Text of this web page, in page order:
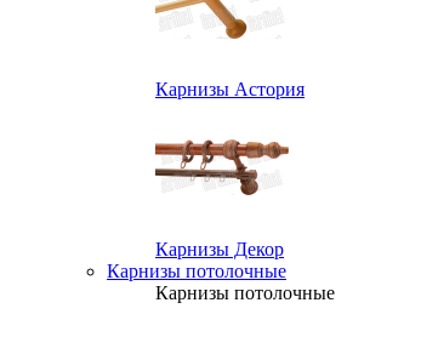
Карнизы Астория
Карнизы Декор
Карнизы потолочные
Карнизы потолочные